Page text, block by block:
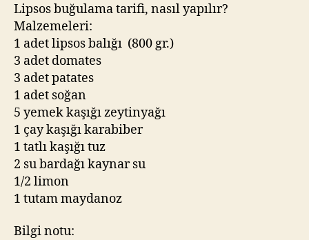
Lipsos buğulama tarifi, nasıl yapılır?
Malzemeleri:
1 adet lipsos balığı (800 gr.)
3 adet domates
3 adet patates
1 adet soğan
5 yemek kaşığı zeytinyağı
1 çay kaşığı karabiber
1 tatlı kaşığı tuz
2 su bardağı kaynar su
1/2 limon
1 tutam maydanoz
Bilgi notu: